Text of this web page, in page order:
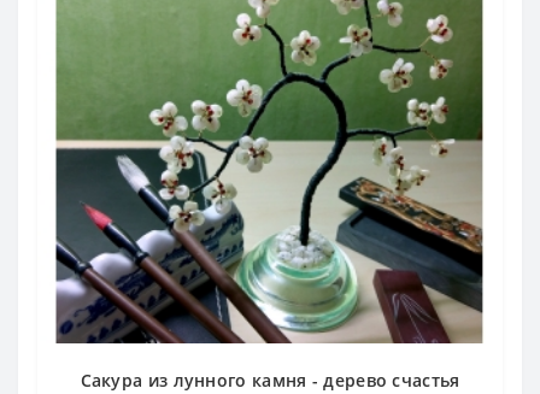
Сакура из лунного камня - дерево счастья